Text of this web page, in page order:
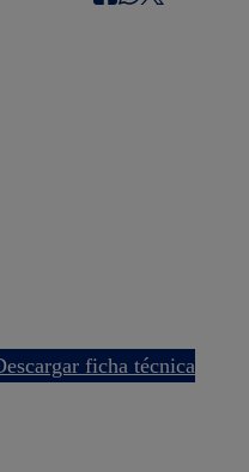
descargar ficha técnica